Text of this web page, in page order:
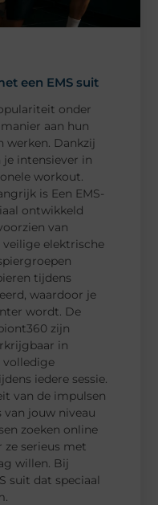
een EMS suit
onder
aan hun
werken. Dankzij
intensiever in
workout.
is Een EMS-
ontwikkeld
van
elektrische
tijdens
waardoor je
wordt. De
zijn
in
volledige
iedere sessie.
van de impulsen
van jouw niveau
zoeken online
ze serieus met
willen. Bij
suit dat speciaal